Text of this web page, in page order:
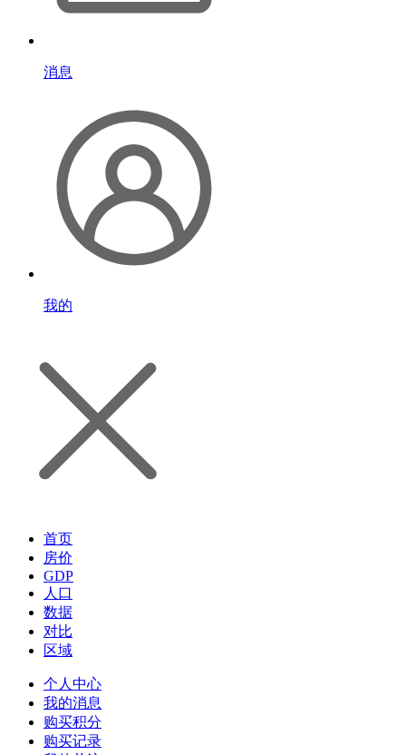
消息
我的
首页
房价
GDP
人口
数据
对比
区域
个人中心
我的消息
购买积分
购买记录